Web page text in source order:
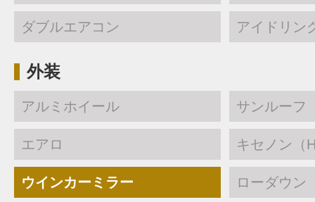
ダブルエアコン アイドリン
外装
アルミホイール サンルーフ
エアロ キセノン（
ウインカーミラー ローダウン